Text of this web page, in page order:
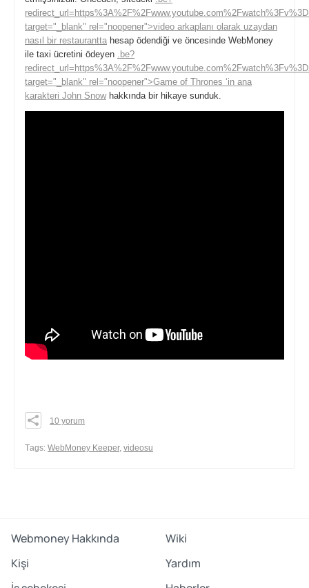
target="_blank" rel="noopener">video arkaplanı olarak uzaydan
nasıl bir restaurantta hesap ödendiği ve öncesinde WebMoney
ile taxi ücretini ödeyen .be?
target="_blank" rel="noopener">Game of Thrones ‘in ana
karakteri John Snowhakkında bir hikaye sunduk.
0
10 yorum
Тags: WebMoney Keeper, videosu
Webmoney Hakkında
Wiki
Kişi
Yardım